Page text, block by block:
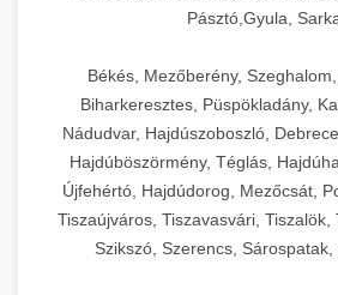
Pásztó,Gyula,
Békés, Mezőberény,
Biharkeresztes, Püspökladány,
Nádudvar, Hajdúszoboszló,
Hajdúböszörmény, Téglás,
Újfehértó, Hajdúdorog, Mezőcsát,
Tiszaújváros, Tiszavasvári, Tiszalök,
Szikszó, Szerencs,